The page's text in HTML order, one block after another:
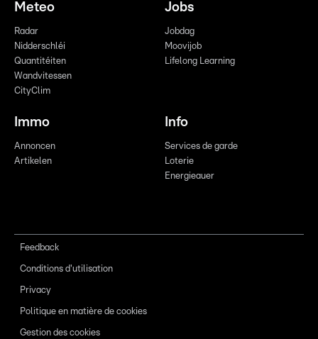
Meteo
Radar
Nidderschléi
Quantitéiten
Wandvitessen
CityClim
Jobs
Jobdag
Moovijob
Lifelong Learning
Immo
Annoncen
Artikelen
Info
Services de garde
Loterie
Energieauer
Feedback
Conditions d'utilisation
Privacy
Politique en matière de cookies
Gestion des cookies